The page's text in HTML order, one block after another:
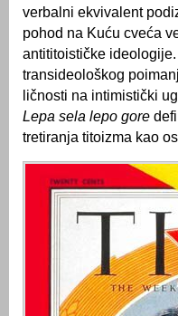
verbalni ekvivalent
pohod na Kuću cveća
antititoističke
transideološkog
ličnosti na intimistički
Lepa sela lepo gore
tretiranja titoizma kao